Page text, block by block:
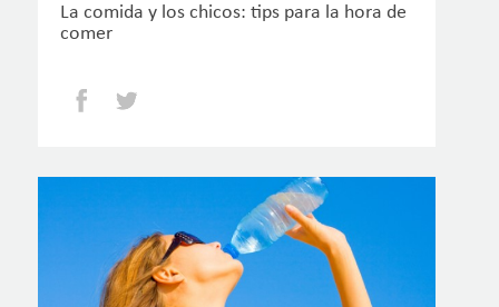
La comida y los chicos: tips para la hora de
comer
Facebook